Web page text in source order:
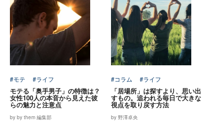
#モテ #ライフ
モテる「奥手男子」の特徴は？
女性100人の本音から見えた彼
らの魅力と注意点
by by them 編集部
#コラム #ライフ
「居場所」は探すより、思い出
すもの。追われる毎日で大きな
視点を取り戻す方法
by 野澤卓央